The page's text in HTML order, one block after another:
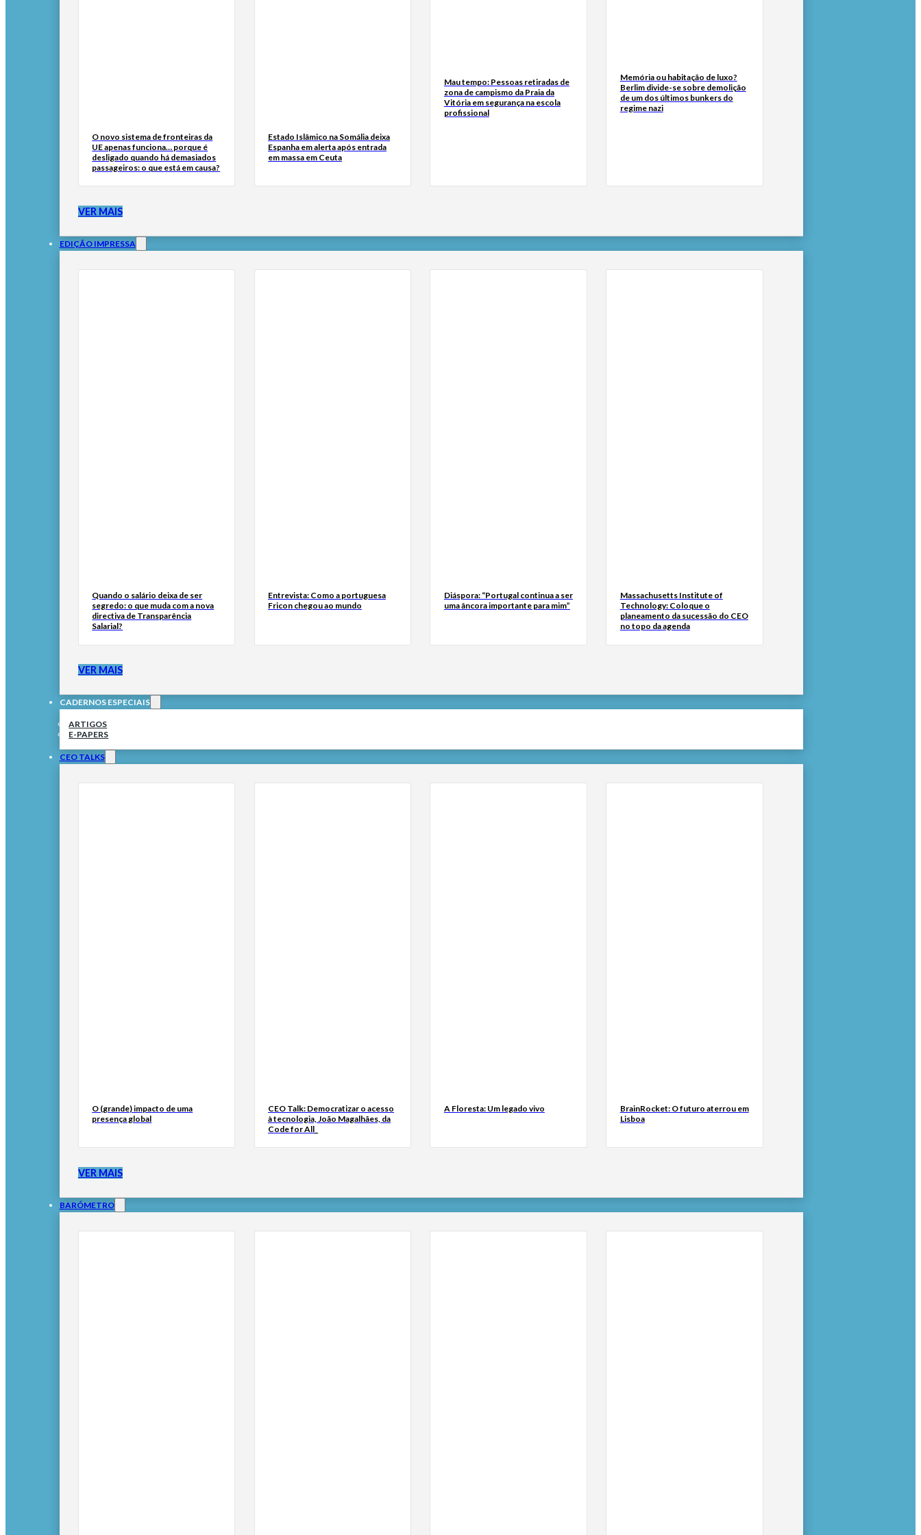
O novo sistema de fronteiras da
UE apenas funciona… porque é
desligado quando há demasiados
passageiros: o que está em causa?
Estado Islâmico na Somália deixa
Espanha em alerta após entrada
em massa em Ceuta
Mau tempo: Pessoas retiradas de
zona de campismo da Praia da
Vitória em segurança na escola
profissional
Memória ou habitação de luxo?
Berlim divide-se sobre demolição
de um dos últimos bunkers do
regime nazi
VER MAIS
EDIÇÃO IMPRESSA
Quando o salário deixa de ser
segredo: o que muda com a nova
directiva de Transparência
Salarial?
Entrevista: Como a portuguesa
Fricon chegou ao mundo
Diáspora: “Portugal continua a ser
uma âncora importante para mim”
Massachusetts Institute of
Technology: Coloque o
planeamento da sucessão do CEO
no topo da agenda
VER MAIS
CADERNOS ESPECIAIS
ARTIGOS
E-PAPERS
CEO TALKS
O (grande) impacto de uma
presença global
CEO Talk: Democratizar o acesso
à tecnologia, João Magalhães, da
Code for All_
A Floresta: Um legado vivo
BrainRocket: O futuro aterrou em
Lisboa
VER MAIS
BARÓMETRO